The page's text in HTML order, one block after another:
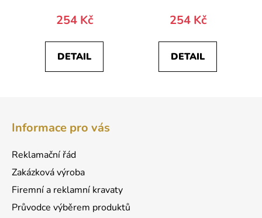
254 Kč
DETAIL
254 Kč
DETAIL
Informace pro vás
Reklamační řád
Zakázková výroba
Firemní a reklamní kravaty
Průvodce výběrem produktů